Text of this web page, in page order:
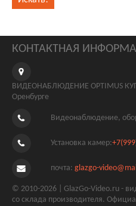
КОНТАКТНАЯ
ВИДЕОНАБЛЮДЕНИЕ OPTIMUS
Оренбурге
Видеонаблюдение,
Установка камер:
почта: glazgo-
© 2010-2026 | GlazGo-Video.ru -
со склада производителя.